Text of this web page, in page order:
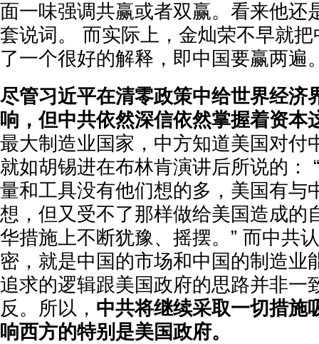
面一味强调共赢或者双赢。看来他还
套说词。 而实际上，金灿荣不早就
了一个很好的解释，即中国要赢两遍
尽管习近平在清零政策中给世界经济
响，但中共依然深信依然掌握着资本
最大制造业国家，中方知道美国对付
就如胡锡进在布林肯演讲后所说的：
量和工具没有他们想的多，美国有与
想，但又受不了那样做给美国造成的
华措施上不断犹豫、摇摆。” 而中共
密，就是中国的市场和中国的制造业
追求的逻辑跟美国政府的思路并非一
反。所以， 中共将继续采取一切措施
响西方的特别是美国政府。